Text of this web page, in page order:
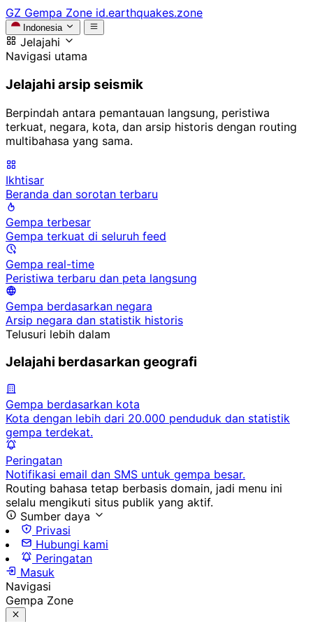
GZ Gempa Zone id.earthquakes.zone
Indonesia
Jelajahi
Navigasi utama
Jelajahi arsip seismik
Berpindah antara pemantauan langsung, peristiwa
terkuat, negara, kota, dan arsip historis dengan routing
multibahasa yang sama.
Ikhtisar
Beranda dan sorotan terbaru
Gempa terbesar
Gempa terkuat di seluruh feed
Gempa real-time
Peristiwa terbaru dan peta langsung
Gempa berdasarkan negara
Arsip negara dan statistik historis
Telusuri lebih dalam
Jelajahi berdasarkan geografi
Gempa berdasarkan kota
Kota dengan lebih dari 20.000 penduduk dan statistik
gempa terdekat.
Peringatan
Notifikasi email dan SMS untuk gempa besar.
Routing bahasa tetap berbasis domain, jadi menu ini
selalu mengikuti situs publik yang aktif.
Sumber daya
Privasi
Hubungi kami
Peringatan
Masuk
Navigasi
Gempa Zone